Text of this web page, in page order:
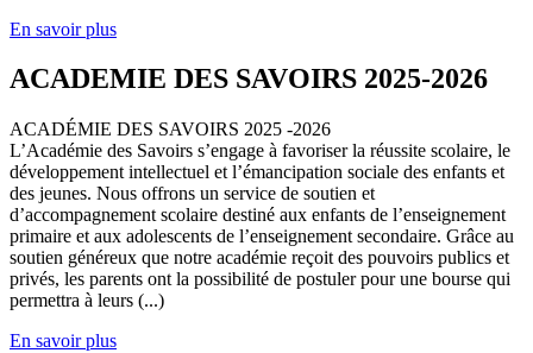
En savoir plus
ACADEMIE DES SAVOIRS 2025-2026
ACADÉMIE DES SAVOIRS 2025 -2026
L’Académie des Savoirs s’engage à favoriser la réussite scolaire, le
développement intellectuel et l’émancipation sociale des enfants et
des jeunes. Nous offrons un service de soutien et
d’accompagnement scolaire destiné aux enfants de l’enseignement
primaire et aux adolescents de l’enseignement secondaire. Grâce au
soutien généreux que notre académie reçoit des pouvoirs publics et
privés, les parents ont la possibilité de postuler pour une bourse qui
permettra à leurs (...)
En savoir plus